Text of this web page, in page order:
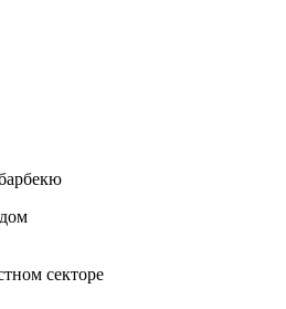
секторе